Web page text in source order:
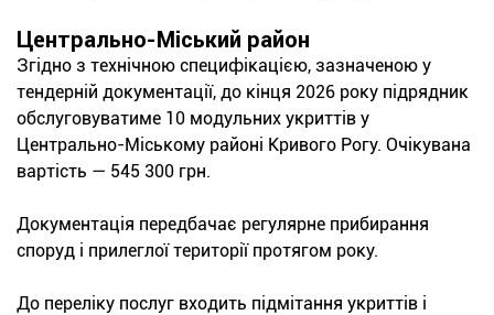
Центрально-Міський район
Згідно з технічною специфікацією, зазначеною у
тендерній документації, до кінця 2026 року підрядник
обслуговуватиме 10 модульних укриттів у
Центрально-Міському районі Кривого Рогу. Очікувана
вартість — 545 300 грн.
Документація передбачає регулярне прибирання
споруд і прилеглої території протягом року.
До переліку послуг входить підмітання укриттів і